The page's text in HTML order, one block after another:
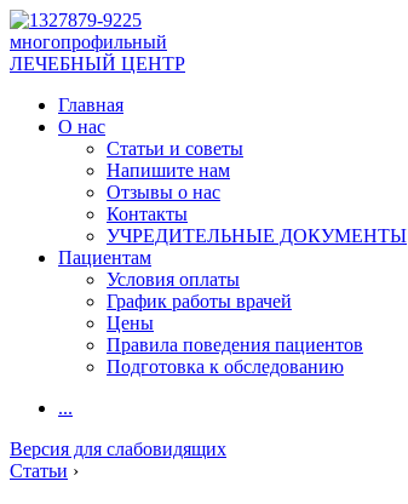
многопрофильный
ЛЕЧЕБНЫЙ ЦЕНТР
Главная
О нас
Статьи и советы
Напишите нам
Отзывы о нас
Контакты
УЧРЕДИТЕЛЬНЫЕ ДОКУМЕНТЫ
Пациентам
Условия оплаты
График работы врачей
Цены
Правила поведения пациентов
Подготовка к обследованию
...
Версия для слабовидящих
Статьи ›